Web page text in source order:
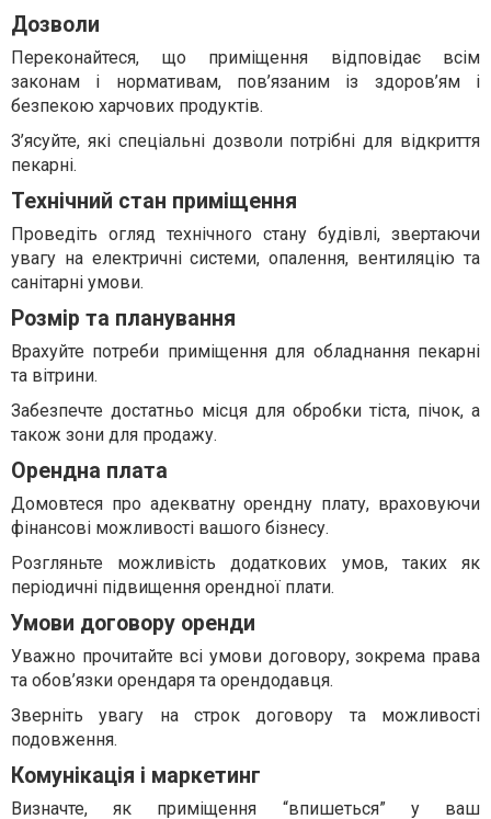
Дозволи
Переконайтеся, що приміщення відповідає всім
законам і нормативам, пов’язаним із здоров’ям і
безпекою харчових продуктів.
З’ясуйте, які спеціальні дозволи потрібні для відкриття
пекарні.
Технічний стан приміщення
Проведіть огляд технічного стану будівлі, звертаючи
увагу на електричні системи, опалення, вентиляцію та
санітарні умови.
Розмір та планування
Врахуйте потреби приміщення для обладнання пекарні
та вітрини.
Забезпечте достатньо місця для обробки тіста, пічок, а
також зони для продажу.
Орендна плата
Домовтеся про адекватну орендну плату, враховуючи
фінансові можливості вашого бізнесу.
Розгляньте можливість додаткових умов, таких як
періодичні підвищення орендної плати.
Умови договору оренди
Уважно прочитайте всі умови договору, зокрема права
та обов’язки орендаря та орендодавця.
Зверніть увагу на строк договору та можливості
подовження.
Комунікація і маркетинг
Визначте, як приміщення “впишеться” у ваш